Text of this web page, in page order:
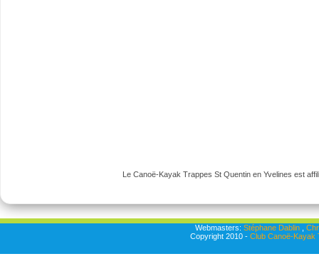
Le Canoë-Kayak Trappes St Quentin en Yvelines est
Webmasters: Stéphane Dablin,
Copyright 2010 - Club Canoë-Kayak